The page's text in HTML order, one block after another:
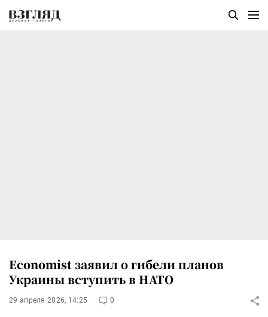
Economist заявил о гибели планов
Украины вступить в НАТО
29 апреля 2026, 14:25 0